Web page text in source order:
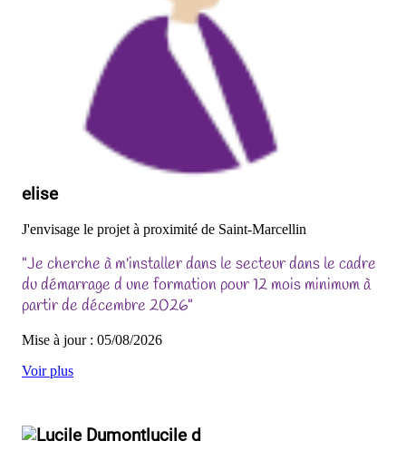
elise
J'envisage le projet à proximité de Saint-Marcellin
"Je cherche à m'installer dans le secteur dans le cadre
du démarrage d une formation pour 12 mois minimum à
partir de décembre 2026"
Mise à jour : 05/08/2026
Voir plus
lucile d